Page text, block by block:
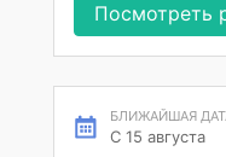
Посмотреть
БЛИЖАЙШАЯ
С 15 августа